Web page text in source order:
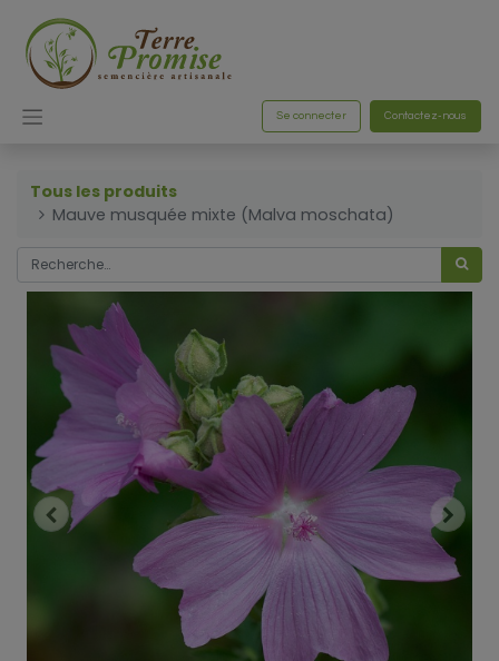
Se connecter Contactez-nous
Tous les produits
Mauve musquée mixte (Malva moschata)